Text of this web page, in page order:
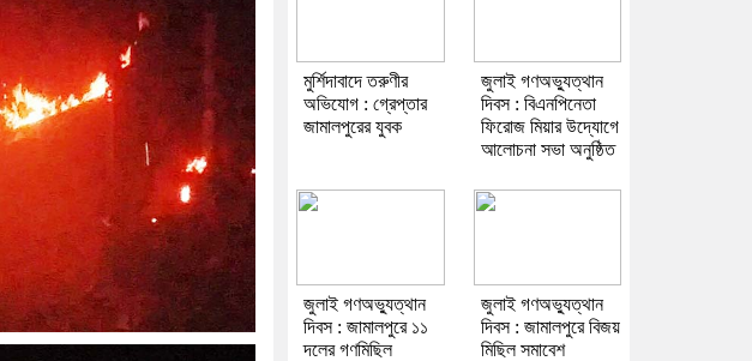
মুর্শিদাবাদে তরুণীর
অভিযোগ : গ্রেপ্তার
জামালপুরের যুবক
জুলাই গণঅভ্যুত্থান
দিবস : বিএনপিনেতা
ফিরোজ মিয়ার উদ্যোগে
আলোচনা সভা অনুষ্ঠিত
জুলাই গণঅভ্যুত্থান
দিবস : জামালপুরে ১১
দলের গণমিছিল
জুলাই গণঅভ্যুত্থান
দিবস : জামালপুরে বিজয়
মিছিল সমাবেশ